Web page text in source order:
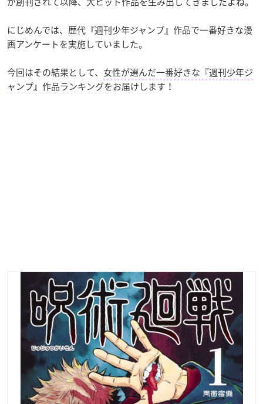
にじめんでは、歴代『週刊少年ジャンプ』作品で一番好きな漫
画アンケートを実施していました。
今回はその結果として、 女性が選んだ一番好きな『週刊少年ジ
ャンプ』作品ランキングをお届けします！